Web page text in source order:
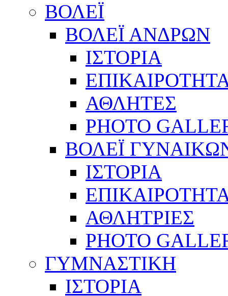
ΒΟΛΕΪ
ΒΟΛΕΪ ΑΝΔΡΩΝ
ΙΣΤΟΡΙΑ
ΑΘΛΗΤΕΣ
PHOTO
ΒΟΛΕΪ
ΙΣΤΟΡΙΑ
ΑΘΛΗΤΡΙΕΣ
PHOTO
ΓΥΜΝΑΣΤΙΚΗ
ΙΣΤΟΡΙΑ